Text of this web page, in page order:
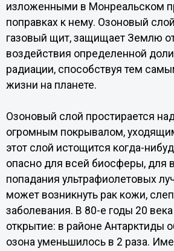
изложенными в Монреальском
поправках к нему. Озоновый
газовый щит, защищает Землю от
воздействия определенной
радиации, способствуя тем
жизни на планете.
Озоновый слой простирается
огромным покрывалом,
этот слой истощится когда-
опасно для всей биосферы, для
попадания ультрафиолетовых
может возникнуть рак кожи,
заболевания. В 80-е годы 20
открытие: в районе Антарктиды
озона уменьшилось в 2 раза.